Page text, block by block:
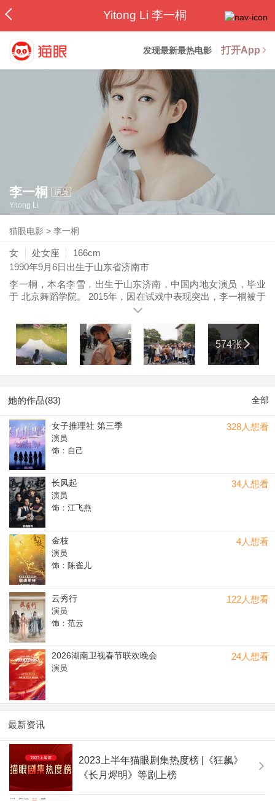
Yitong Li 李一桐
发现最新最热电影 打开App
李一桐 演员
Yitong Li
猫眼电影 >李一桐
女 处女座
166cm
1990年9月6日 出生于山东省济南市
李一桐，本名李雪，出生于山东济南，中国内地女演员，毕业
于 北京舞蹈学院。 2015年，因在试戏中表现突出，李一桐被于
正钦点主演民国玄幻网络剧《 半妖倾城》，并正式进入演艺
年，主演的根据 金庸同名小说改编的古装武侠剧《 射雕英雄
传》播出，李一桐凭黄蓉一角获得中国电视剧品质盛典“年度新
锐剧星奖”；之后，还主演了民国情感剧《 海棠经雨胭脂透》。
行》；同年，还主演了军旅剧《 特战荣耀》；12月，主演的古
装剧《 剑王朝》播出。2020年，主演都市励志情感剧《了不起
的女孩》；6月25日，主演的都市爱情喜剧《爱我就别想太多》
开播 ；10月，加盟剧本创作演绎综艺《平行时空遇见你》 。
2021年，主演的现代言情剧《我的时代，你的时代》和古装言
情喜剧《骊歌行》相继播出 ；5月，主演古装悬疑剧《九霄寒夜
暖》；10月8日，主演电视剧《狂飙》；10月15日，参加《抖音
美好奇妙夜》；12月31日，参加《2022江苏卫视跨年演唱
会》。2022年2月1日，在《百花迎春》晚会上演唱歌曲《虎虎
生风开新年》；4月5日，主演的军旅剧《特战荣耀》播出 。
574张
她的作品(83) 全部
328人想看
女子推理社 第三季
演员
饰：自己
34人想看
长风起
演员
饰：江飞燕
4人想看
金枝
演员
饰：陈雀儿
122人想看
云秀行
演员
饰：范云
24人想看
2026湖南卫视春节联欢晚会
演员
最新资讯
2023上半年猫眼剧集热度榜 |《狂飙》
《长月烬明》等剧上榜